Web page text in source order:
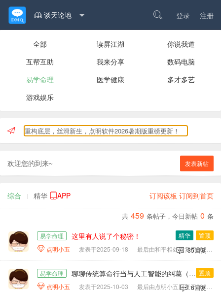
 谈天论地  登录 注册
全部 读屏江湖
你说我道
互帮互助
我来分享
数码电脑
易学命理
医学健康
多才多艺
游戏娱乐
重构底层，丝滑新生，点明软件2026暑期版重磅更新！
欢迎您的到来~ 发表新帖
综合 精华 APP 订阅该板 订阅到首页
共 459 条帖子 ，今日新帖 0 条
易学命理 这里有人说了个秘密！
 点明小五 发表于2025-09-18 最后由和平相处回复于2025-09-19
35回复
精华 置顶
易学命理 聊聊传统算命行当与人工智能的纠葛（转自《易学管理系统》微信公众号）
 点明小五 发表于2025-10-03 最后由点明小五回复于2025-10-04
6回复
置顶